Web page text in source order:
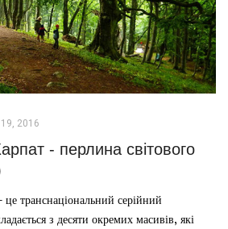
2016
- перлина світового
транснаціональний серійний
з десяти окремих масивів, які